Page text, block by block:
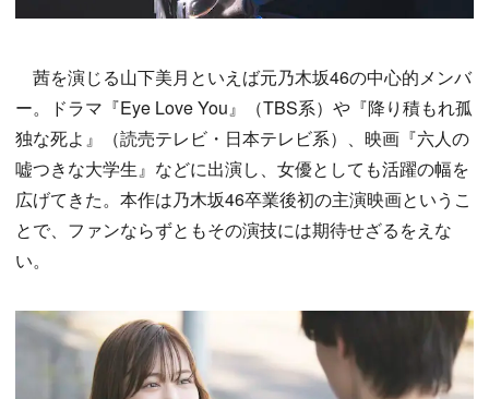
茜を演じる山下美月といえば元乃木坂46の中心的メンバ
ー。ドラマ『Eye Love You』（TBS系）や『降り積もれ孤
独な死よ』（読売テレビ・日本テレビ系）、映画『六人の
嘘つきな大学生』などに出演し、女優としても活躍の幅を
広げてきた。本作は乃木坂46卒業後初の主演映画というこ
とで、ファンならずともその演技には期待せざるをえな
い。